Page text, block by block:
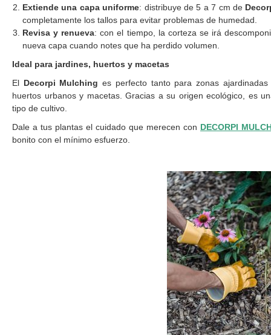
Extiende una capa uniforme: distribuye de 5 a 7 cm de
completamente los tallos para evitar problemas de humedad.
Revisa y renueva: con el tiempo, la corteza se irá
nueva capa cuando notes que ha perdido volumen.
Ideal para jardines, huertos y macetas
El Decorpi Mulching es perfecto tanto para zonas
huertos urbanos y macetas. Gracias a su origen ecológico, es
tipo de cultivo.
Dale a tus plantas el cuidado que merecen con DECORPI
bonito con el mínimo esfuerzo.